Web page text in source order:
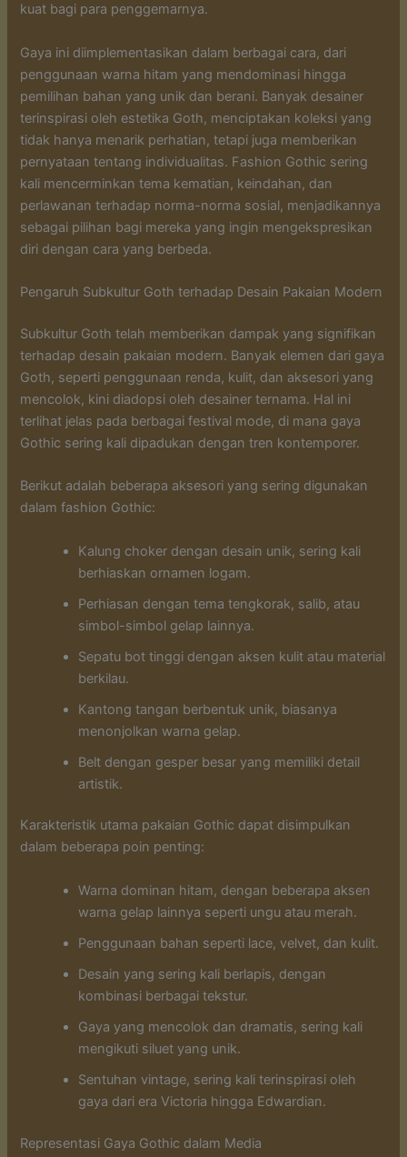
kuat bagi para penggemarnya.
Gaya ini diimplementasikan dalam berbagai cara, dari
penggunaan warna hitam yang mendominasi hingga
pemilihan bahan yang unik dan berani. Banyak desainer
terinspirasi oleh estetika Goth, menciptakan koleksi yang
tidak hanya menarik perhatian, tetapi juga memberikan
pernyataan tentang individualitas. Fashion Gothic sering
kali mencerminkan tema kematian, keindahan, dan
perlawanan terhadap norma-norma sosial, menjadikannya
sebagai pilihan bagi mereka yang ingin mengekspresikan
diri dengan cara yang berbeda.
Pengaruh Subkultur Goth terhadap Desain Pakaian Modern
Subkultur Goth telah memberikan dampak yang signifikan
terhadap desain pakaian modern. Banyak elemen dari gaya
Goth, seperti penggunaan renda, kulit, dan aksesori yang
mencolok, kini diadopsi oleh desainer ternama. Hal ini
terlihat jelas pada berbagai festival mode, di mana gaya
Gothic sering kali dipadukan dengan tren kontemporer.
Berikut adalah beberapa aksesori yang sering digunakan
dalam fashion Gothic:
Kalung choker dengan desain unik, sering kali
berhiaskan ornamen logam.
Perhiasan dengan tema tengkorak, salib, atau
simbol-simbol gelap lainnya.
Sepatu bot tinggi dengan aksen kulit atau material
berkilau.
Kantong tangan berbentuk unik, biasanya
menonjolkan warna gelap.
Belt dengan gesper besar yang memiliki detail
artistik.
Karakteristik utama pakaian Gothic dapat disimpulkan
dalam beberapa poin penting:
Warna dominan hitam, dengan beberapa aksen
warna gelap lainnya seperti ungu atau merah.
Penggunaan bahan seperti lace, velvet, dan kulit.
Desain yang sering kali berlapis, dengan
kombinasi berbagai tekstur.
Gaya yang mencolok dan dramatis, sering kali
mengikuti siluet yang unik.
Sentuhan vintage, sering kali terinspirasi oleh
gaya dari era Victoria hingga Edwardian.
Representasi Gaya Gothic dalam Media